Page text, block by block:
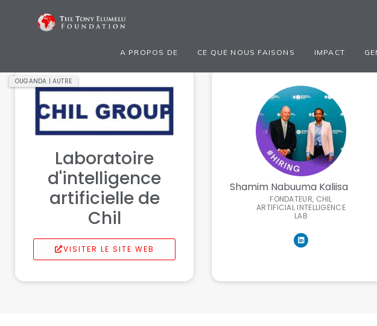
A PROPOS DE CE QUE NOUS FAISONS IMPACT
OUGANDA | AUTRE
Laboratoire
d'intelligence
artificielle de
Chil
VISITER LE SITE WEB
Shamim Nabuuma Kaliisa
FONDATEUR, CHIL
ARTIFICIAL INTELLIGENCE
LAB